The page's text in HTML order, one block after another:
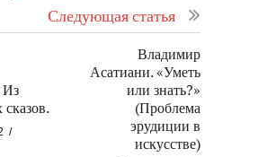
Следующая статья
Из
сказов.
/
Владимир
Асатиани. «Уметь
или знать?»
(Проблема
эрудиции в
искусстве)